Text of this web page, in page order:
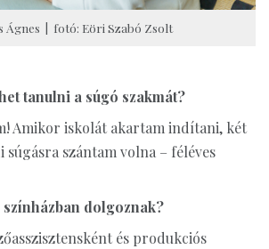
Ágnes | fotó: Eöri Szabó Zsolt
tanulni a súgó szakmát?
Amikor iskolát akartam indítani, két
súgásra szántam volna – féléves
dolgoznak?
és produkciós